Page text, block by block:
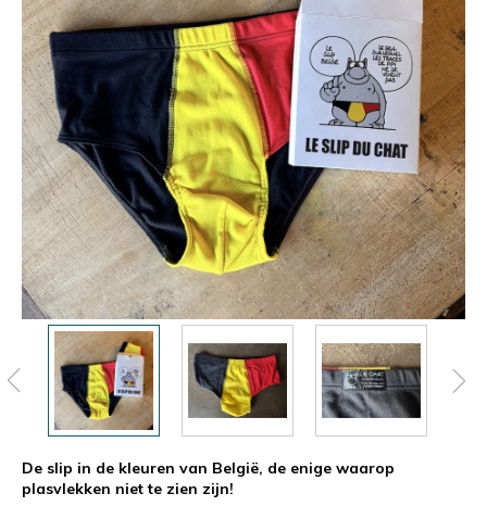
De slip in de kleuren van België, de enige waarop
plasvlekken niet te zien zijn!